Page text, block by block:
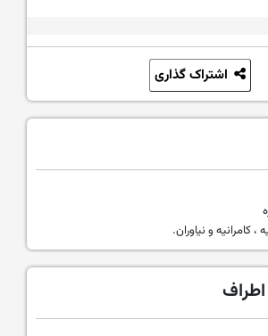
کامرانیه و نیاوران.